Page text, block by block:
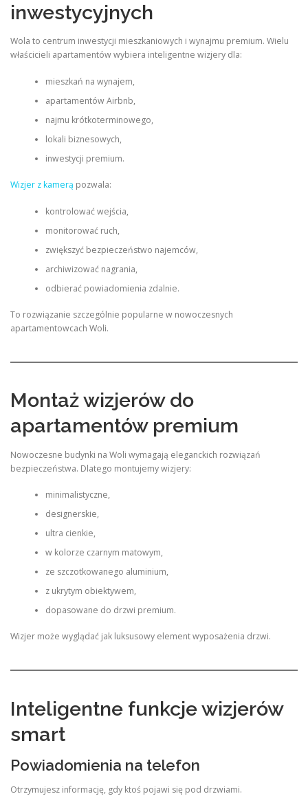
inwestycyjnych
Wola to centrum inwestycji mieszkaniowych i wynajmu premium. Wielu
właścicieli apartamentów wybiera inteligentne wizjery dla:
mieszkań na wynajem,
apartamentów Airbnb,
najmu krótkoterminowego,
lokali biznesowych,
inwestycji premium.
Wizjer z kamerą pozwala:
kontrolować wejścia,
monitorować ruch,
zwiększyć bezpieczeństwo najemców,
archiwizować nagrania,
odbierać powiadomienia zdalnie.
To rozwiązanie szczególnie popularne w nowoczesnych
apartamentowcach Woli.
Montaż wizjerów do
apartamentów premium
Nowoczesne budynki na Woli wymagają eleganckich rozwiązań
bezpieczeństwa. Dlatego montujemy wizjery:
minimalistyczne,
designerskie,
ultra cienkie,
w kolorze czarnym matowym,
ze szczotkowanego aluminium,
z ukrytym obiektywem,
dopasowane do drzwi premium.
Wizjer może wyglądać jak luksusowy element wyposażenia drzwi.
Inteligentne funkcje wizjerów
smart
Powiadomienia na telefon
Otrzymujesz informację, gdy ktoś pojawi się pod drzwiami.